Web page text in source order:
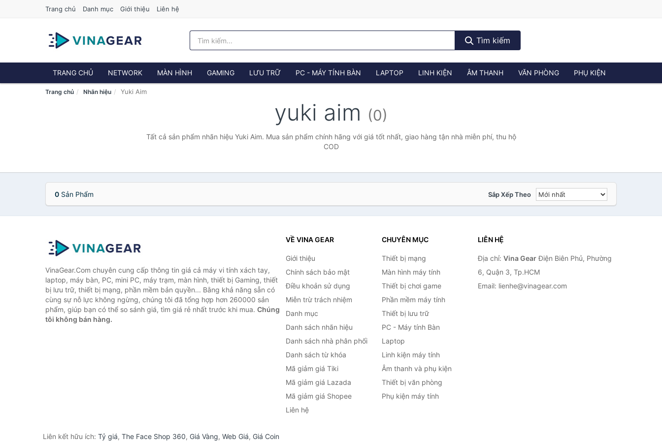
Trang chủ Danh mục Giới thiệu Liên hệ
Tìm kiếm
TRANG CHỦ NETWORK MÀN HÌNH GAMING LƯU TRỮ PC - MÁY TÍNH BÀN LAPTOP LINH KIỆN ÂM THANH VĂN PHÒNG PHỤ KIỆN
Trang chủ Nhãn hiệu Yuki Aim
yuki aim (0)
Tất cả sản phẩm nhãn hiệu Yuki Aim. Mua sản phẩm chính hãng với giá tốt nhất, giao hàng tận nhà miễn phí, thu hộ
COD
0 Sản Phẩm Sắp Xếp Theo
VinaGear.Com chuyên cung cấp thông tin giá cả máy vi tính xách tay,
laptop, máy bàn, PC, mini PC, máy trạm, màn hình, thiết bị Gaming, thiết
bị lưu trữ, thiết bị mạng, phần mềm bản quyền... Bằng khả năng sẵn có
cùng sự nỗ lực không ngừng, chúng tôi đã tổng hợp hơn 260000 sản
phẩm, giúp bạn có thể so sánh giá, tìm giá rẻ nhất trước khi mua. Chúng
tôi không bán hàng.
VỀ VINA GEAR
Giới thiệu
Chính sách bảo mật
Điều khoản sử dụng
Miễn trừ trách nhiệm
Danh mục
Danh sách nhãn hiệu
Danh sách nhà phân phối
Danh sách từ khóa
Mã giảm giá Tiki
Mã giảm giá Lazada
Mã giảm giá Shopee
Liên hệ
CHUYÊN MỤC
Thiết bị mạng
Màn hình máy tính
Thiết bị chơi game
Phần mềm máy tính
Thiết bị lưu trữ
PC - Máy tính Bàn
Laptop
Linh kiện máy tính
Âm thanh và phụ kiện
Thiết bị văn phòng
Phụ kiện máy tính
LIÊN HỆ
Địa chỉ: Vina GearĐiện Biên Phủ, Phường
6, Quận 3, Tp.HCM
Email: lienhe@vinagear.com
Liên kết hữu ích: Tỷ giá, The Face Shop 360, Giá Vàng, Web Giá, Giá Coin